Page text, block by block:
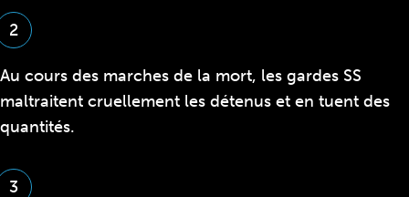
2
Au cours des marches de la mort, les gardes SS
maltraitent cruellement les détenus et en tuent des
quantités.
3